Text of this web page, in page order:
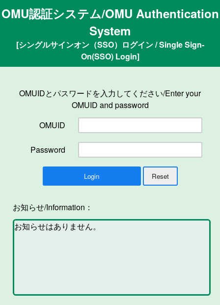
OMU認証システム/OMU Authentication
System
[シングルサインオン（SSO）ログイン / Single Sign-
On(SSO) Login]
OMUIDとパスワードを入力してください/Enter your
OMUID and password
OMUID
Password
お知らせ/Information：